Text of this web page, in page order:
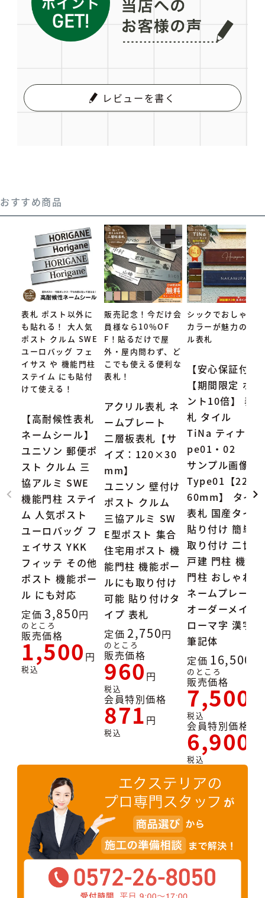
レビューを書く
おすすめ商品
表札 ポスト以外に
も貼れる！ 大人気
ポスト クルム SWE
ユーロバッグ フェ
イサス や 機能門柱
ステイム にも貼付
けて使える！
【高耐候性表札
ネームシール】
ユニソン 郵便ポ
スト クルム 三
協アルミ SWE
機能門柱 ステイ
ム 人気ポスト
ユーロバッグ フ
ェイサス YKK
フィッテ その他
ポスト 機能ポー
ル にも対応
定価 3,850
のところ
販売価格
1,500
税込
販売記念！今だけ会
員様なら10％OF
F！貼るだけで屋
外・屋内問わず、ど
こでも使える便利な
表札！
アクリル表札 ネ
ームプレート
二層板表札【サ
イズ：120×30
mm】
ユニソン 壁付け
ポスト クルム
三協アルミ SW
E型ポスト 集合
住宅用ポスト 機
能門柱 機能ポー
ルにも取り付け
可能 貼り付けタ
イプ 表札
定価 2,750
のところ
販売価格
960
税込
会員特別価格
871
税込
シックでおしゃれな
カラーが魅力のタイ
ル表札
【安心保証付】
【期間限定 ポイ
ント10倍】 表
札 タイル
TiNa ティナ Ty
pe01・02
サンプル画像：
Type01【227×
60mm】 タイル
表札 国産タイル
貼り付け 簡単
取り付け 二世帯
戸建 門柱 機能
門柱 おしゃれ
ネームプレート
オーダーメイド
ローマ字 漢字
筆記体
定価 16,500
のところ
販売価格
7,500
税込
会員特別価格
6,900
税込